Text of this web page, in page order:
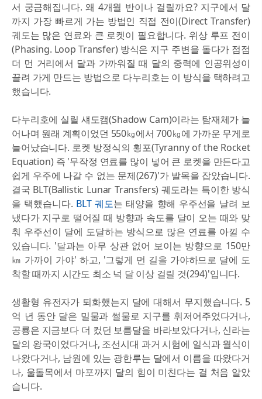
서 궁금해집니다. 왜 4개월 반이나 걸릴까요? 지구에서 달
까지 가장 빠르게 가는 방법인 직접 전이(Direct Transfer)
궤도는 많은 연료와 큰 로켓이 필요합니다. 위상 루프 전이
(Phasing. Loop Transfer) 방식은 지구 주변을 돌다가 점점
더 먼 거리에서 달과 가까워질 때 달의 중력에 인공위성이
끌려 가게 만드는 방법으로 다누리호는 이 방식을 택하려고
했습니다.
다누리호에 실릴 섀도캠(Shadow Cam)이라는 탐재체가 늘
어나며 원래 계획이었던 550㎏에서 700㎏에 가까운 무게로
늘어났습니다. 로켓 방정식의 횡포(Tyranny of the Rocket
Equation) 즉 '무작정 연료를 많이 넣어 큰 로켓을 만든다고
쉽게 우주에 나갈 수 없는 문제(267)'가 발목을 잡았습니다.
결국 BLT(Ballistic Lunar Transfers) 궤도라는 특이한 방식
을 택했습니다. BLT 궤도는 태양을 향해 우주선을 날려 보
냈다가 지구로 떨어질 때 방향과 속도를 달이 오는 때와 맞
춰 우주선이 달에 도달하는 방식으로 많은 연료를 아낄 수
있습니다. '달과는 아무 상관 없어 보이는 방향으로 150만
㎞ 가까이 가야' 하고, '그렇게 먼 길을 가야하므로 달에 도
착할 때까지 시간도 최소 넉 달 이상 걸릴 것(294)'입니다.
생활형 유전자가 퇴화했는지 달에 대해서 무지했습니다. 5
억 년 동안 달은 밀물과 썰물로 지구를 휘저어주었다거나,
공룡은 지금보다 더 컸던 보름달을 바라보았다거나, 신라는
달의 왕국이었다거나, 조선시대 과거 시험에 일식과 월식이
나왔다거나, 남원에 있는 광한루는 달에서 이름을 따왔다거
나, 울돌목에서 마포까지 달의 힘이 미친다는 걸 처음 알았
습니다.